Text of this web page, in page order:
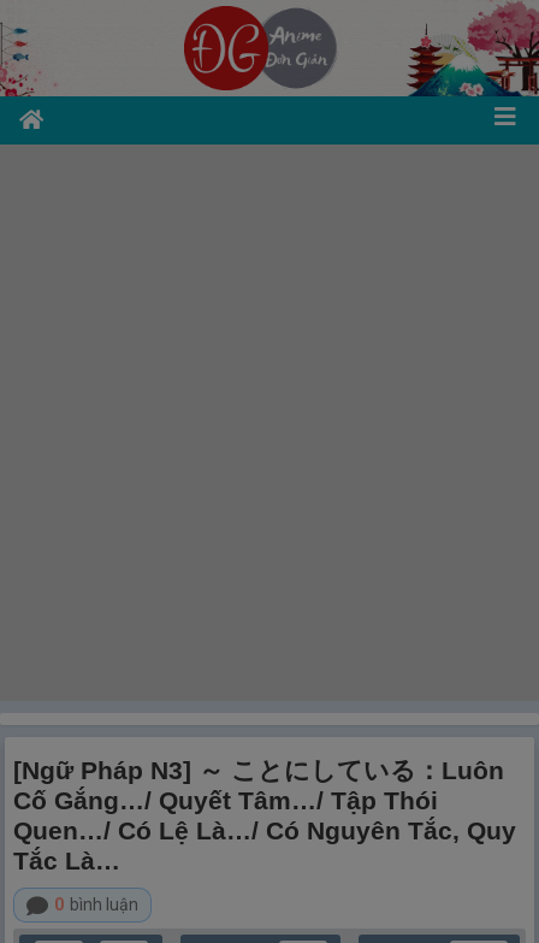
[Ngữ Pháp N3] ～ ことにしている：Luôn
Cố Gắng…/ Quyết Tâm…/ Tập Thói
Quen…/ Có Lệ Là…/ Có Nguyên Tắc, Quy
Tắc Là…
0 bình luận